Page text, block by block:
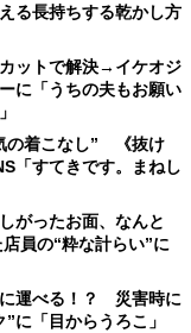
る長持ちする乾かし方
ットで解決→イケオジ
に「うちの夫もお願い
の着こなし” 《抜け
「すてきです。まねし
がったお面、なんと
員の“粋な計らい”に
運べる！？ 災害時に
に「目からうろこ」